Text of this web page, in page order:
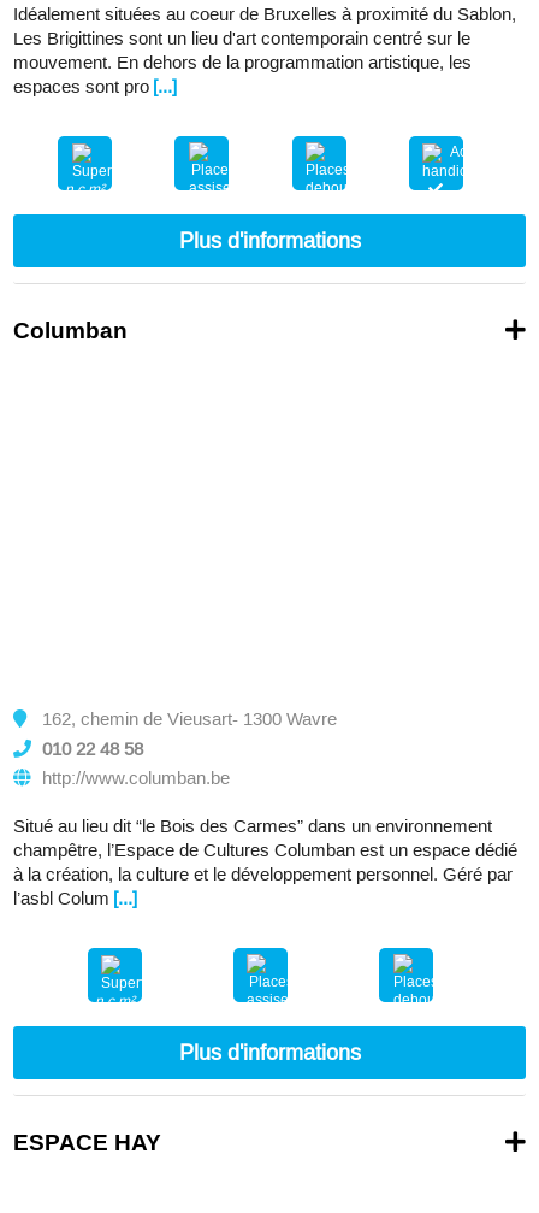
Idéalement situées au coeur de Bruxelles à proximité du Sablon,
Les Brigittines sont un lieu d'art contemporain centré sur le
mouvement. En dehors de la programmation artistique, les
espaces sont pro [...]
n.c.m²
Plus d'informations
Columban
162, chemin de Vieusart- 1300 Wavre
010 22 48 58
http://www.columban.be
Situé au lieu dit “le Bois des Carmes” dans un environnement
champêtre, l’Espace de Cultures Columban est un espace dédié
à la création, la culture et le développement personnel. Géré par
l’asbl Colum [...]
n.c.m²
Plus d'informations
ESPACE HAY